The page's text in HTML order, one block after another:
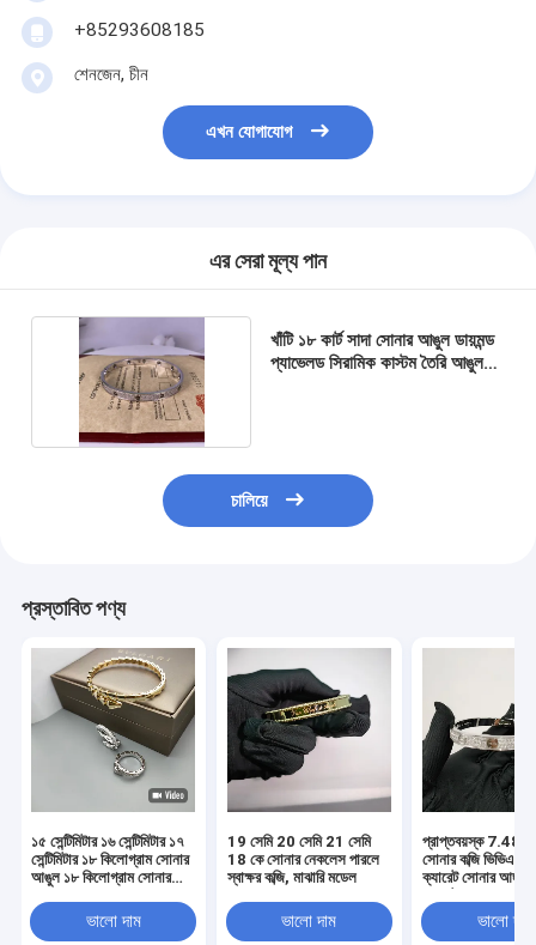
18k সোনার আনুষাঙ্গিক
১৮ কিলোগ্রাম সোনার নেকলেস
১৮ কার্ট সোনার কানের দুল
১৮ কিলোগ্রাম সোনার রিং
১৮ কার্ট সোনার আঙুল
কাস্টম কার্টিয়ার
+85293608185
শেনজেন, চীন
এখন যোগাযোগ
এর সেরা মূল্য পান
খাঁটি ১৮ কার্ট সাদা সোনার আঙুল ডায়মন্ড
প্যাভেলড সিরামিক কাস্টম তৈরি আঙুল
চালিয়ে
প্রস্তাবিত পণ্য
১৫ সেন্টিমিটার ১৬ সেন্টিমিটার ১৭
সেন্টিমিটার ১৮ কিলোগ্রাম সোনার
আঙুল ১৮ কিলোগ্রাম সোনার
ভালো দাম
19 সেমি 20 সেমি 21 সেমি
18 কে সোনার নেকলেস পারলে
স্বাক্ষর কব্জি, মাঝারি মডেল
ভালো দাম
প্রাপ্তবয়স্ক 7.48
সোনার কব্জি ভিভিএস
ক্যারেট সোনার
ভালো দাম